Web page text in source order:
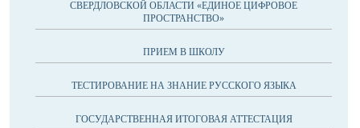
СВЕРДЛОВСКОЙ ОБЛАСТИ «ЕДИНОЕ ЦИФРОВОЕ
ПРОСТРАНСТВО»
ПРИЕМ В ШКОЛУ
ТЕСТИРОВАНИЕ НА ЗНАНИЕ РУССКОГО ЯЗЫКА
ГОСУДАРСТВЕННАЯ ИТОГОВАЯ АТТЕСТАЦИЯ